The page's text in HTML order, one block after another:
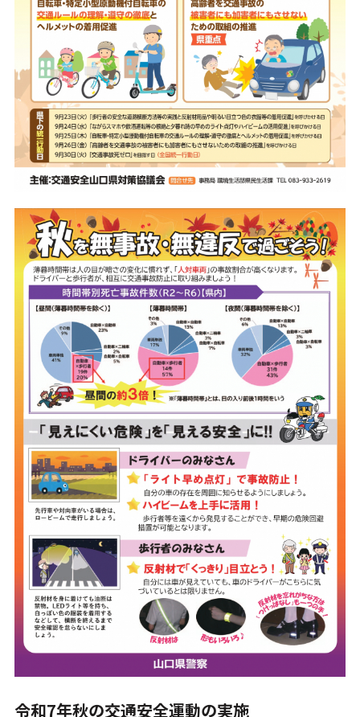
令和7年秋の交通安全運動の実施